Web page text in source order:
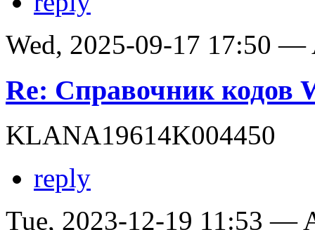
Wed, 2025-09-17 17:50 —
Re: Справочник кодов
KLANA19614K004450
reply
Tue, 2023-12-19 11:53 —